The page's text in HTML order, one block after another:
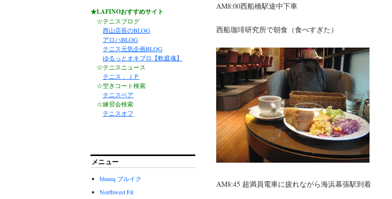
AM8:00西船橋駅途中下車
西船珈琲研究所で朝食（食べすぎた）
AM8:45 超満員電車に疲れながら海浜幕張駅到着
★LAFINOおすすめサイト
☆テニスブログ
西山店長のBLOG
アロハBLOG
テニス元気企画BLOG
ゆるっとオキブロ【軟庭魂】
☆テニスニュース
テニス．ＪＰ
☆空きコート検索
テニスベア
☆練習会検索
テニスオフ
メニュー
blueeq ブルイク
Northwest Fit